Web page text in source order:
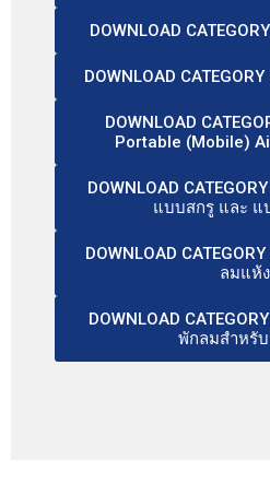
DOWNLOAD
DOWNLOAD
DOWNLOAD
Portable (Mobile)
DOWNLOAD
แบบสกรู และ แ
DOWNLOAD
ลมแห้ง
DOWNLOAD
พักลมสำหรั